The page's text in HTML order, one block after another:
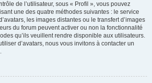
de l’utilisateur, sous « Profil », vous pouvez
une des quatre méthodes suivantes : le service
les images distantes ou le transfert d’images
du forum peuvent activer ou non la fonctionnalité
qu’ils veuillent rendre disponible aux utilisateurs.
d’avatars, nous vous invitons à contacter un